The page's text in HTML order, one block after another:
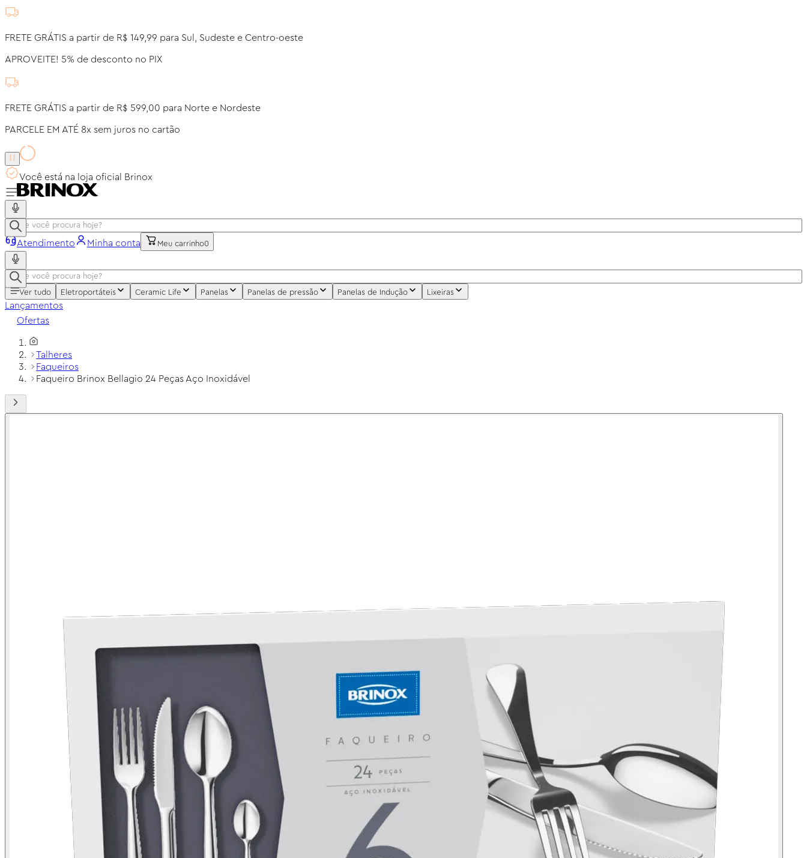
FRETE GRÁTIS a partir de R$ 149,99 para Sul, Sudeste e Centro-oeste
APROVEITE! 5% de desconto no PIX
FRETE GRÁTIS a partir de R$ 599,00 para Norte e Nordeste
PARCELE EM ATÉ 8x sem juros no cartão
Você está na loja oficial Brinox
Atendimento Minha conta Meu carrinho0
Ver tudo Eletroportáteis Ceramic Life Panelas Panelas de pressão Panelas de Indução Lixeiras
Lançamentos
Ofertas
Talheres
Faqueiros
Faqueiro Brinox Bellagio 24 Peças Aço Inoxidável